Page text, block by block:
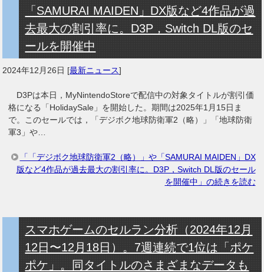
「SAMURAI MAIDEN」DX版など4作品が過
去最大の割引率に。D3P，Switch DL版のセ
ールを開催中
2024年12月26日 [最新ニュース]
D3Pは本日，MyNintendoStoreで配信中の対象タイトルが割引価
格になる「HolidaySale」を開始した。期間は2025年1月15日ま
で。このセールでは，「デジボク地球防衛軍2（略）」「地球防衛
軍3」や…
「「デジボク地球防衛軍2（略）」や「SAMURAI MAIDEN」DX
版など4作品が過去最大の割引率に。D3P，Switch DL版のセール
を開催中」の続きを読む
スマホゲームのセルラン分析（2024年12月
12日〜12月18日）。7週連続で1位は「ポケ
ポケ」。同タイトルのさまざまなデータも